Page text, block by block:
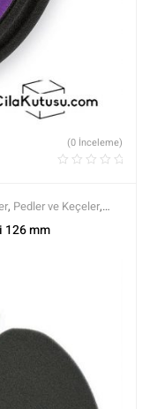
(0 İnceleme)
, Pedler ve Keçeler,
Ürünler
126 mm